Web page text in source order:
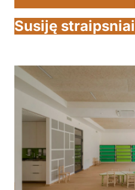
Susiję straipsniai